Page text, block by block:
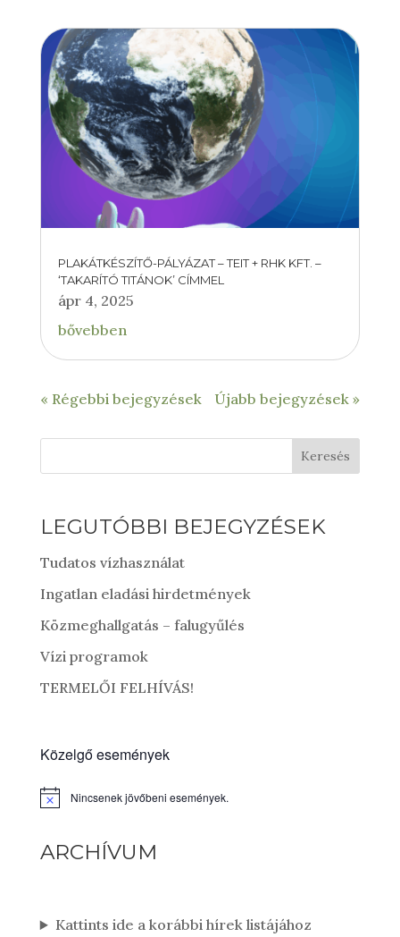
PLAKÁTKÉSZÍTŐ-PÁLYÁZAT – TEIT + RHK KFT. –
‘TAKARÍTÓ TITÁNOK’ CÍMMEL
ápr 4, 2025
bővebben
« Régebbi bejegyzések Újabb bejegyzések »
Keresés
LEGUTÓBBI BEJEGYZÉSEK
Tudatos vízhasználat
Ingatlan eladási hirdetmények
Közmeghallgatás – falugyűlés
Vízi programok
TERMELŐI FELHÍVÁS!
Közelgő események
Notice Nincsenek jövőbeni események.
ARCHÍVUM
Kattints ide a korábbi hírek listájához